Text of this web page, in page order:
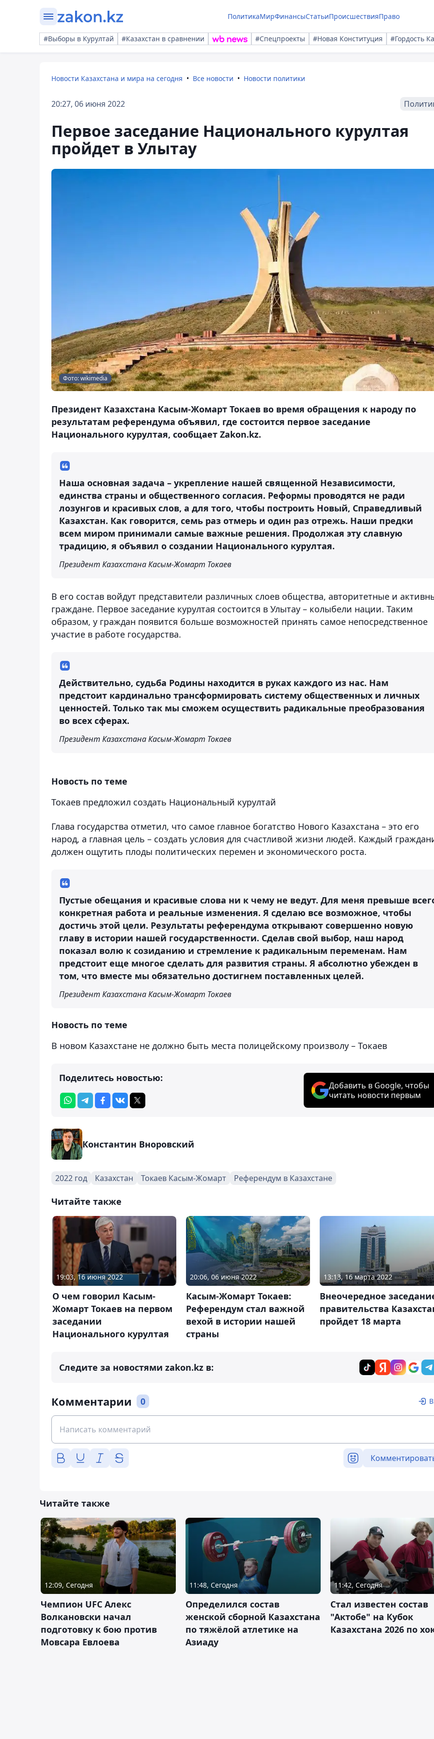
ПолитикаМирФинансыСтатьиПроисшествияПраво
#Выборы в Курултай #Казахстан в сравнении #Спецпроекты #Новая Конституция #Гордость
Новости Казахстана и мира на сегодня Все новости Новости политики
20:27, 06 июня 2022
Первое заседание Национального курултая
пройдет в Улытау
Фото: wikimedia
Президент Казахстана Касым-Жомарт Токаев во время обращения к народу по
результатам референдума объявил, где состоится первое заседание
Национального курултая, сообщает Zakon.kz.
Наша основная задача – укрепление нашей священной Независимости,
единства страны и общественного согласия. Реформы проводятся не ради
лозунгов и красивых слов, а для того, чтобы построить Новый, Справедливый
Казахстан. Как говорится, семь раз отмерь и один раз отрежь. Наши предки
всем миром принимали самые важные решения. Продолжая эту славную
традицию, я объявил о создании Национального курултая.
Президент Казахстана Касым-Жомарт Токаев
В его состав войдут представители различных слоев общества, авторитетные и
граждане. Первое заседание курултая состоится в Улытау – колыбели нации. Таким
образом, у граждан появится больше возможностей принять самое непосредственное
участие в работе государства.
Действительно, судьба Родины находится в руках каждого из нас. Нам
предстоит кардинально трансформировать систему общественных и личных
ценностей. Только так мы сможем осуществить радикальные преобразования
во всех сферах.
Президент Казахстана Касым-Жомарт Токаев
Новость по теме
Токаев предложил создать Национальный курултай
Глава государства отметил, что самое главное богатство Нового Казахстана – это его
народ, а главная цель – создать условия для счастливой жизни людей. Каждый
должен ощутить плоды политических перемен и экономического роста.
Пустые обещания и красивые слова ни к чему не ведут. Для меня превыше
конкретная работа и реальные изменения. Я сделаю все возможное, чтобы
достичь этой цели. Результаты референдума открывают совершенно новую
главу в истории нашей государственности. Сделав свой выбор, наш народ
показал волю к созиданию и стремление к радикальным переменам. Нам
предстоит еще многое сделать для развития страны. Я абсолютно убежден в
том, что вместе мы обязательно достигнем поставленных целей.
Президент Казахстана Касым-Жомарт Токаев
Новость по теме
В новом Казахстане не должно быть места полицейскому произволу – Токаев
Поделитесь новостью:
Добавить в Google, чтобы
читать новости первым
Константин Вноровский
2022 год Казахстан Токаев Касым-Жомарт Референдум в Казахстане
Читайте также
19:03, 16 июня 2022
О чем говорил Касым-
Жомарт Токаев на первом
заседании
Национального курултая
20:06, 06 июня 2022
Касым-Жомарт Токаев:
Референдум стал важной
вехой в истории нашей
страны
13:13, 16 марта 2022
Внеочередное
правительства
пройдет 18 марта
Следите за новостями zakon.kz в:
Комментарии 0
Читайте также
12:09, Сегодня
Чемпион UFC Алекс
Волкановски начал
подготовку к бою против
Мовсара Евлоева
11:48, Сегодня
Определился состав
женской сборной Казахстана
по тяжёлой атлетике на
Азиаду
11:42, Сегодня
Стал известен состав
"Актобе" на Кубок
Казахстана 2026 по